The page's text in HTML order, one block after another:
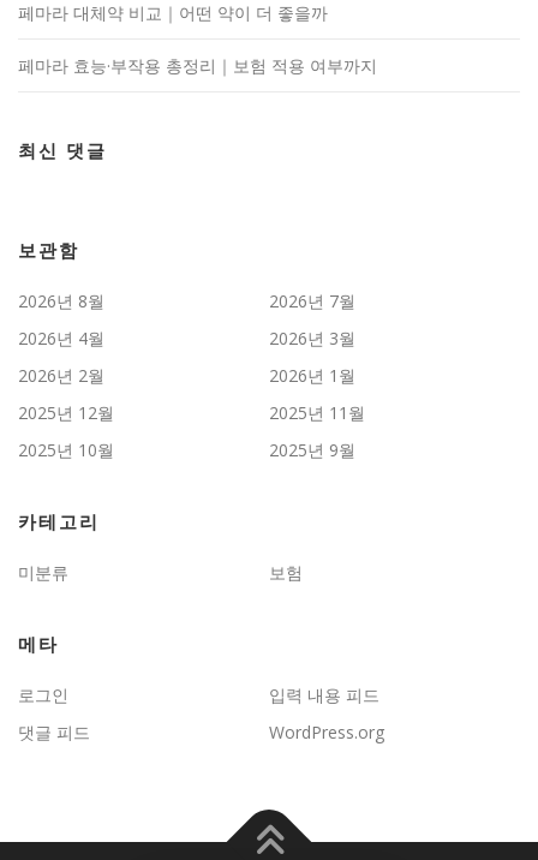
페마라 대체약 비교｜어떤 약이 더 좋을까
페마라 효능·부작용 총정리｜보험 적용 여부까지
최신 댓글
보관함
2026년 8월
2026년 7월
2026년 4월
2026년 3월
2026년 2월
2026년 1월
2025년 12월
2025년 11월
2025년 10월
2025년 9월
카테고리
미분류 보험
메타
로그인
입력 내용 피드
댓글 피드
WordPress.org